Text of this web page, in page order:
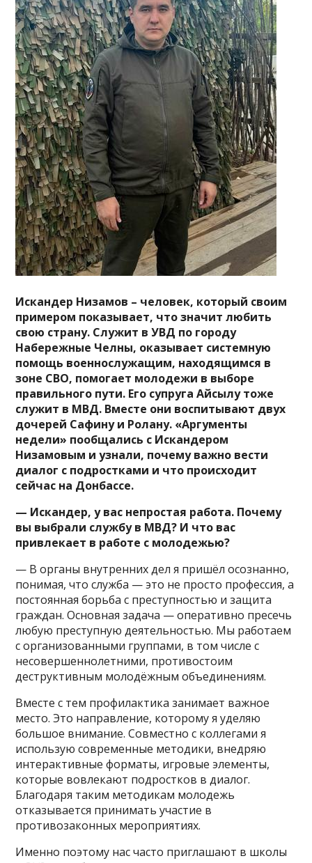
Искандер Низамов – человек, который своим
примером показывает, что значит любить
свою страну. Служит в УВД по городу
Набережные Челны, оказывает системную
помощь военнослужащим, находящимся в
зоне СВО, помогает молодежи в выборе
правильного пути. Его супруга Айсылу тоже
служит в МВД. Вместе они воспитывают двух
дочерей Сафину и Ролану. «Аргументы
недели» пообщались с Искандером
Низамовым и узнали, почему важно вести
диалог с подростками и что происходит
сейчас на Донбассе.
— Искандер, у вас непростая работа. Почему
вы выбрали службу в МВД? И что вас
привлекает в работе с молодежью?
— В органы внутренних дел я пришёл осознанно,
понимая, что служба — это не просто профессия, а
постоянная борьба с преступностью и защита
граждан. Основная задача — оперативно пресечь
любую преступную деятельностью. Мы работаем
с организованными группами, в том числе с
несовершеннолетними, противостоим
деструктивным молодёжным объединениям.
Вместе с тем профилактика занимает важное
место. Это направление, которому я уделяю
большое внимание. Совместно с коллегами я
использую современные методики, внедряю
интерактивные форматы, игровые элементы,
которые вовлекают подростков в диалог.
Благодаря таким методикам молодежь
отказывается принимать участие в
противозаконных мероприятиях.
Именно поэтому нас часто приглашают в школы